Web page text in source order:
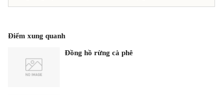
Điểm xung quanh
Đồng hồ rừng cà phê